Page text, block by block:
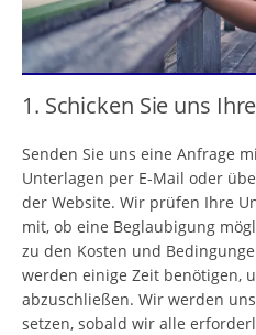
1. Schicken Sie uns
Senden Sie uns eine Anfrage
Unterlagen per E-Mail oder
der Website. Wir prüfen Ihre
mit, ob eine Beglaubigung
zu den Kosten und
werden einige Zeit benötigen,
abzuschließen. Wir werden
setzen, sobald wir alle